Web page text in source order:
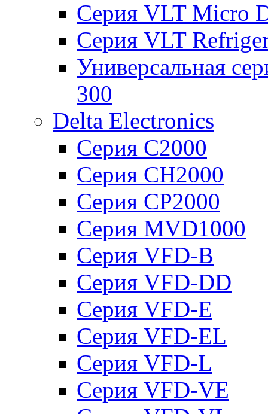
Серия VLT Micro
Серия VLT
Универсальная
300
Delta Electronics
Серия C2000
Серия CH2000
Серия CP2000
Серия MVD1000
Серия VFD-B
Серия VFD-DD
Серия VFD-E
Серия VFD-EL
Серия VFD-L
Серия VFD-VE